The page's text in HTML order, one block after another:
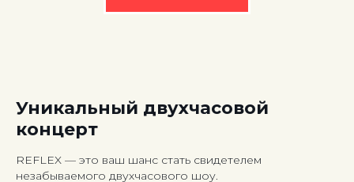
Уникальный двухчасовой
концерт
REFLEX — это ваш шанс стать свидетелем
незабываемого двухчасового шоу.